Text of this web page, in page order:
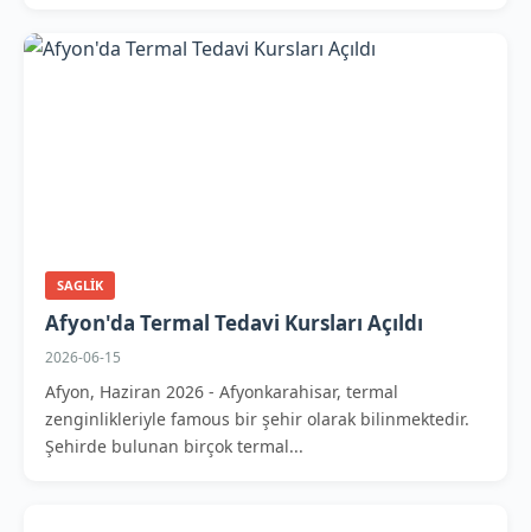
SAGLIK
Afyon'da Termal Tedavi Kursları Açıldı
2026-06-15
Afyon, Haziran 2026 - Afyonkarahisar, termal
zenginlikleriyle famous bir şehir olarak bilinmektedir.
Şehirde bulunan birçok termal...